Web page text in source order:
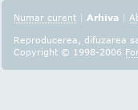
Numar curent | Arhiva |
Reproducerea, difuzarea
Copyright © 1998-2006